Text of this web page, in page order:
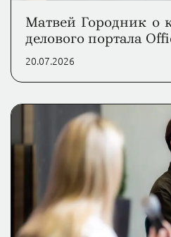
Матвей Городник о
делового портала
20.07.2026